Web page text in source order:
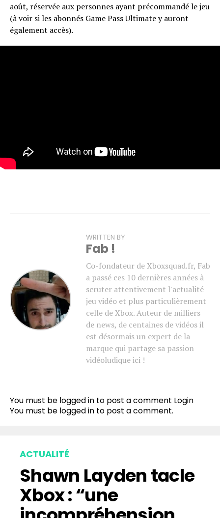
août, réservée aux personnes ayant précommandé le jeu
(à voir si les abonnés Game Pass Ultimate y auront
également accès).
WRITTEN BY
Fab !
Co-fondateur de Xboxsquad.fr, Fab
a passé ces 10 dernières années à
scruter attentivement l'actualité
jeu vidéo et plus particulièrement
celle de Xbox. Auteur de milliers
de news, de centaines de vidéos il
est désormais un expert de la
marque qui partage sa passion
vidéoludique ici !
You must be logged in to post a comment Login
You must be logged in to post a comment.
ACTUALITÉ
Shawn Layden tacle
Xbox : “une